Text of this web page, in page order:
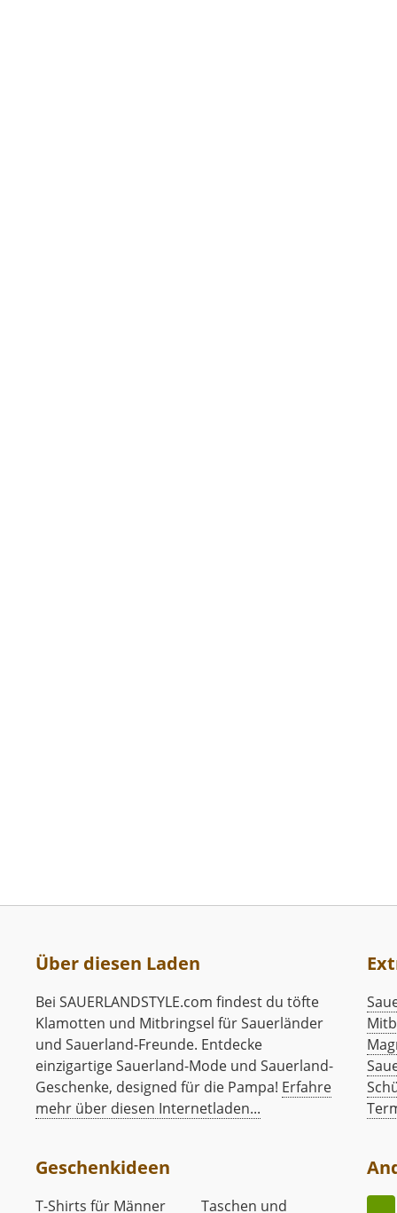
Über diesen Laden
Bei SAUERLANDSTYLE.com findest du töfte
Klamotten und Mitbringsel für Sauerländer
und Sauerland-Freunde. Entdecke
einzigartige Sauerland-Mode und Sauerland-
Geschenke, designed für die Pampa! Erfahre
mehr über diesen Internetladen...
Geschenkideen
T-Shirts für Männer Taschen und